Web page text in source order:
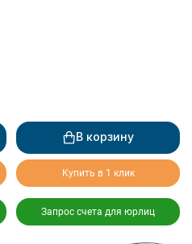
В корзину
Купить в 1 клик
Запрос счета для юрлиц